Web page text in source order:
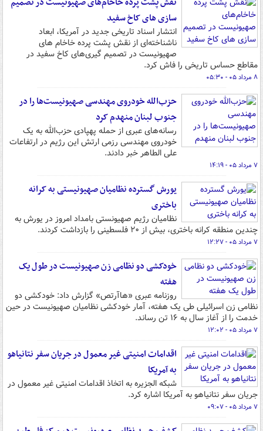
سازی های کاخ سفید
انتشار اسناد تاریخی جدید در آمریکا، ابعاد
ناشناخته‌ای از نقش پشت پرده خاخام های
صهیونیست در تصمیم گیری‌های کاخ سفید در
مقاطع حساس تاریخی را فاش کرد.
۸ مرداد ۰۵ - ۰۵:۳۰
حزب‌الله خودروی مهندسی صهیونیست‌ها را در
جنوب لبنان منهدم کرد
رسانه‌های عبری از حمله پهپادی حزب‌الله به یک
خودروی مهندسی رزمی ارتش این رژیم در ارتفاعات
علی الطاهر خبر دادند.
۷ مرداد ۰۵ - ۱۴:۱۹
یورش گسترده نظامیان صهیونیستی به کرانه
باختری
نظامیان رژیم صهیونستی بامداد امروز در یورش به
چندین منطقه کرانه باختری، بیش از ۲۰ فلسطینی را بازداشت کردند.
۷ مرداد ۰۵ - ۱۲:۲۷
خودکشی دو نظامی زن صهیونیست در طول یک
هفته
روزنامه عبری «هاآرتص» گزارش داد: خودکشی دو
نظامی زن اسرائیلی طی یک هفته، آمار خودکشی نظامیان صهیونیست در حین
خدمت را از آغاز سال به ۱۶ تن رساند.
۷ مرداد ۰۵ - ۱۲:۰۲
اقدامات امنیتی غیر معمول در جریان سفر نتانیاهو
به آمریکا
شبکه الجزیره به اتخاذ اقدامات امنیتی غیر معمول در
جریان سفر نتانیاهو به آمریکا اشاره کرد.
۷ مرداد ۰۵ - ۰۹:۰۷